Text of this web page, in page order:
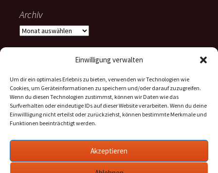
Einwilligung verwalten
Um dir ein optimales Erlebnis zu bieten, verwenden wir Technologien wie
Cookies, um Geräteinformationen zu speichern und/oder darauf zuzugreifen.
Wenn du diesen Technologien zustimmst, können wir Daten wie das
Surfverhalten oder eindeutige IDs auf dieser Website verarbeiten. Wenn du deine
Einwillligung nicht erteilst oder zurückziehst, können bestimmte Merkmale und
Funktionen beeinträchtigt werden.
Akzeptieren
Archiv
Archiv
Stolz präsentiert von WordPress